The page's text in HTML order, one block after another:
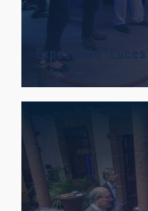
LÍNEAS IACTEC
Exposición